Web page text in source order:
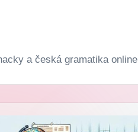
a česká gramatika online